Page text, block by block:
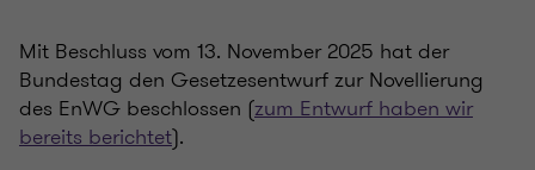
Mit Beschluss vom 13. November 2025 hat der
Bundestag den Gesetzesentwurf zur Novellierung
des EnWG beschlossen (zum Entwurf haben wir
bereits berichtet).